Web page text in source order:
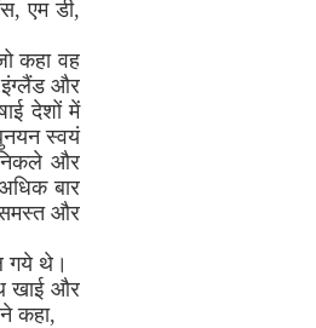
एम डी,
कहा वह
इंग्लैंड और
देशों में
स्वयं
और
बार
समस्त और
गये थे।
खाई और
कहा,